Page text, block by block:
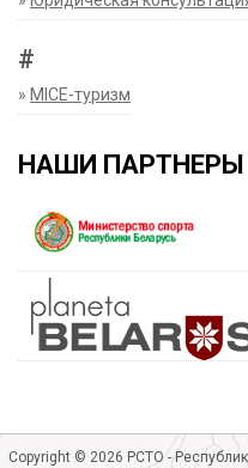
#
» MICE-туризм
НАШИ ПАРТНЕРЫ
Copyright © 2026 РСТО -